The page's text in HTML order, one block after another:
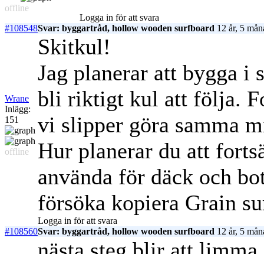
offline
Logga in för att svara
#108548Svar: byggartråd, hollow wooden surfboard 12 år, 5
Wrane
Inlägg:
151
offline
Skitkul!
Jag planerar att bygga i
bli riktigt kul att följa.
vi slipper göra samma
Hur planerar du att
använda för däck och
försöka kopiera Grain
Logga in för att svara
#108560Svar: byggartråd, hollow wooden surfboard 12 år, 5